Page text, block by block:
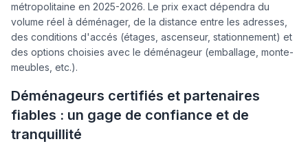
métropolitaine en 2025-2026. Le prix exact dépendra du
volume réel à déménager, de la distance entre les adresses,
des conditions d'accés (étages, ascenseur, stationnement) et
des options choisies avec le déménageur (emballage, monte-
meubles, etc.).
Déménageurs certifiés et partenaires
fiables : un gage de confiance et de
tranquillité